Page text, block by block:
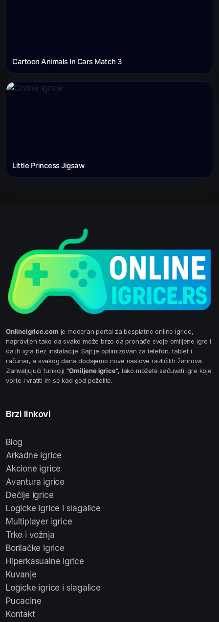
Cartoon Animals In Cars Match 3
Little Princess Jigsaw
OnlineIgrice.com je moderan portal za besplatne online igrice,
napravljen tako da svako može brzo da pronađe svoje omiljene igre i
da ih igra bez instalacije. Sajt je optimizovan za telefon, tablet i
računar, a svakog dana dodajemo nove naslove različitih žanrova.
Zahvaljujući funkciji "Omiljene igrice", lako možete sačuvati igre koje
volite i vratiti im se kad god poželite.
Brzi linkovi
Blog
Arkadne igrice
Akcione igrice
Avantura igrice
Dečije igrice
Logicke igrice i slagalice
Multiplayer igrice
Trke i vožnja
Borilačke igrice
Hiperkasualne igrice
Kuvanje
Logicke igrice i slagalice
Pucacine
Kontakt